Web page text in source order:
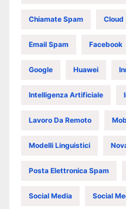
Chiamate Spam Cloud
Email Spam Facebook
Google Huawei
Intelligenza Artificiale
Lavoro Da Remoto
Modelli Linguistici
Posta Elettronica Spam
Social Media Social